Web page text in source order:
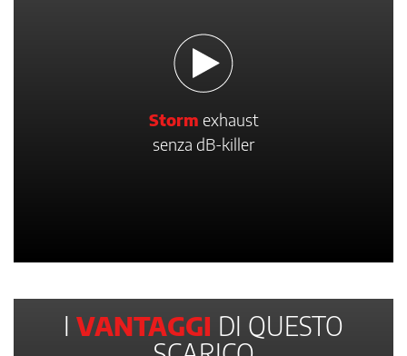
Storm exhaust
senza dB-killer
I VANTAGGI DI QUESTO